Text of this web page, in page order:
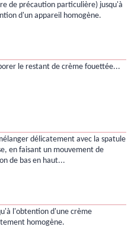
de précaution particulière) jusqu'à
d'un appareil homogène.
le restant de crème fouettée...
délicatement avec la spatule
en faisant un mouvement de
de bas en haut...
l'obtention d'une crème
homogène.